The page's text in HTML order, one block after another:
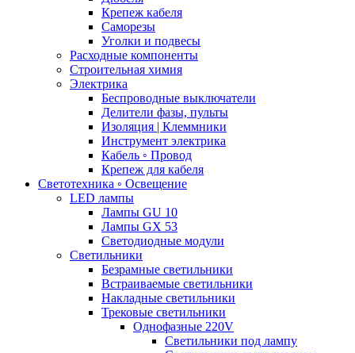
Крепеж кабеля
Саморезы
Уголки и подвесы
Расходные компоненты
Строительная химия
Электрика
Беспроводные выключатели
Делители фазы, пульты
Изоляция | Клеммники
Инструмент электрика
Кабель ◦ Провод
Крепеж для кабеля
Светотехника ◦ Освещение
LED лампы
Лампы GU 10
Лампы GX 53
Светодиодные модули
Светильники
Безрамные светильники
Встраиваемые светильники
Накладные светильники
Трековые светильники
Однофазные 220V
Светильники под лампу